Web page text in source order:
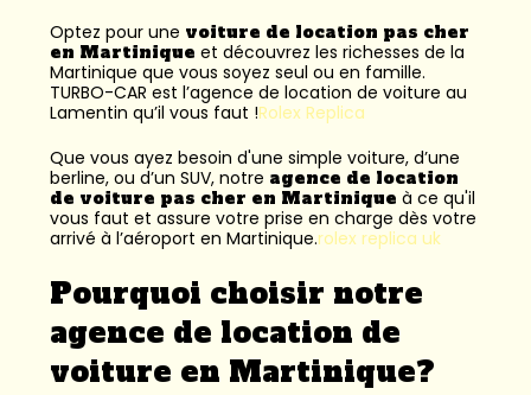
Optez pour une voiture de location pas cher
en Martinique et découvrez les richesses de la
Martinique que vous soyez seul ou en famille.
TURBO-CAR est l’agence de location de voiture au
Lamentin qu’il vous faut !Rolex Replica
Que vous ayez besoin d'une simple voiture, d’une
berline, ou d’un SUV, notre agence de location
de voiture pas cher en Martinique à ce qu'il
vous faut et assure votre prise en charge dès votre
arrivé à l’aéroport en Martinique.rolex replica uk
Pourquoi choisir notre
agence de location de
voiture en Martinique?